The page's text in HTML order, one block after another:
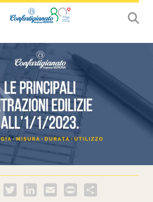
Facebook
Twitter LinkedInEmail PrintFriendly